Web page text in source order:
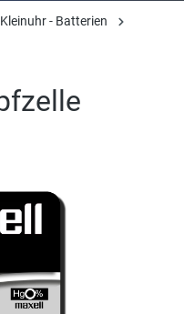
Kleinuhr - Batterien